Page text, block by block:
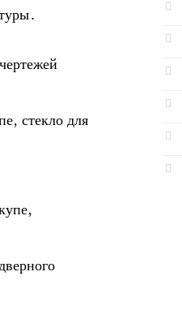
стекло для